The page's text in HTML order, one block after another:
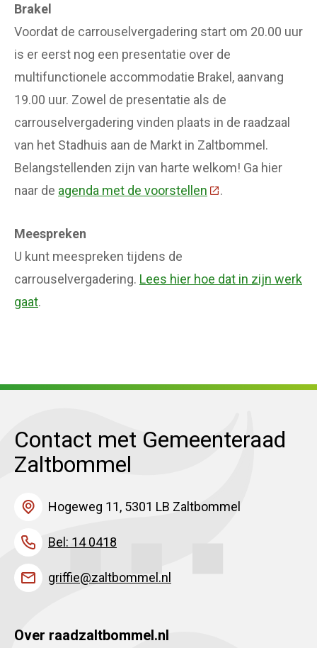
Brakel
Voordat de carrouselvergadering start om 20.00 uur
is er eerst nog een presentatie over de
multifunctionele accommodatie Brakel, aanvang
19.00 uur. Zowel de presentatie als de
carrouselvergadering vinden plaats in de raadzaal
van het Stadhuis aan de Markt in Zaltbommel.
Belangstellenden zijn van harte welkom! Ga hier
naar de agenda met de voorstellen (Deze link gaat
.
Meespreken
U kunt meespreken tijdens de
carrouselvergadering. Lees hier hoe dat in zijn werk
gaat.
Contact met Gemeenteraad
Zaltbommel
Hogeweg 11, 5301 LB Zaltbommel
Bel: 14 0418
griffie@zaltbommel.nl
Over raadzaltbommel.nl